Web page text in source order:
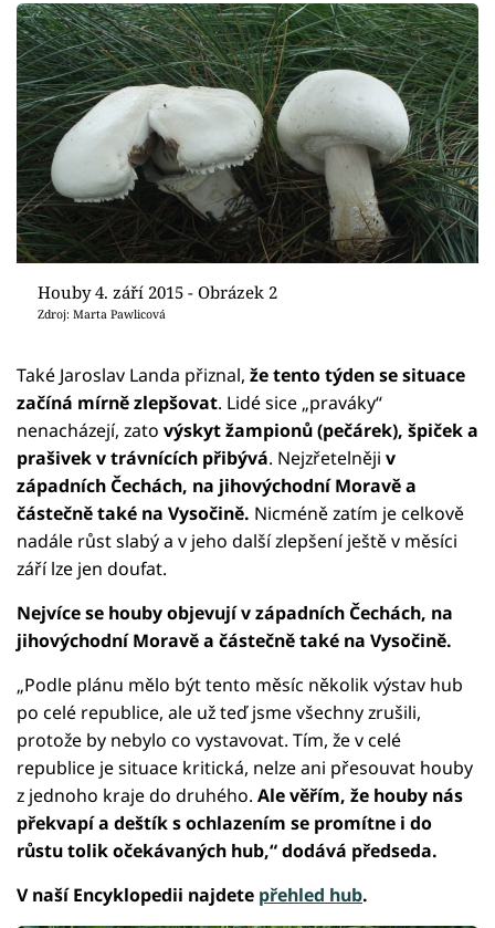
Houby 4. září 2015 - Obrázek 2
Zdroj: Marta Pawlicová
Také Jaroslav Landa přiznal, že tento týden se situace
začíná mírně zlepšovat. Lidé sice „praváky“
nenacházejí, zato výskyt žampionů (pečárek), špiček a
prašivek v trávnících přibývá. Nejzřetelněji v
západních Čechách, na jihovýchodní Moravě a
částečně také na Vysočině. Nicméně zatím je celkově
nadále růst slabý a v jeho další zlepšení ještě v měsíci
září lze jen doufat.
Nejvíce se houby objevují v západních Čechách, na
jihovýchodní Moravě a částečně také na Vysočině.
„Podle plánu mělo být tento měsíc několik výstav hub
po celé republice, ale už teď jsme všechny zrušili,
protože by nebylo co vystavovat. Tím, že v celé
republice je situace kritická, nelze ani přesouvat houby
z jednoho kraje do druhého. Ale věřím, že houby nás
překvapí a deštík s ochlazením se promítne i do
růstu tolik očekávaných hub,“ dodává předseda.
V naší Encyklopedii najdete přehled hub.